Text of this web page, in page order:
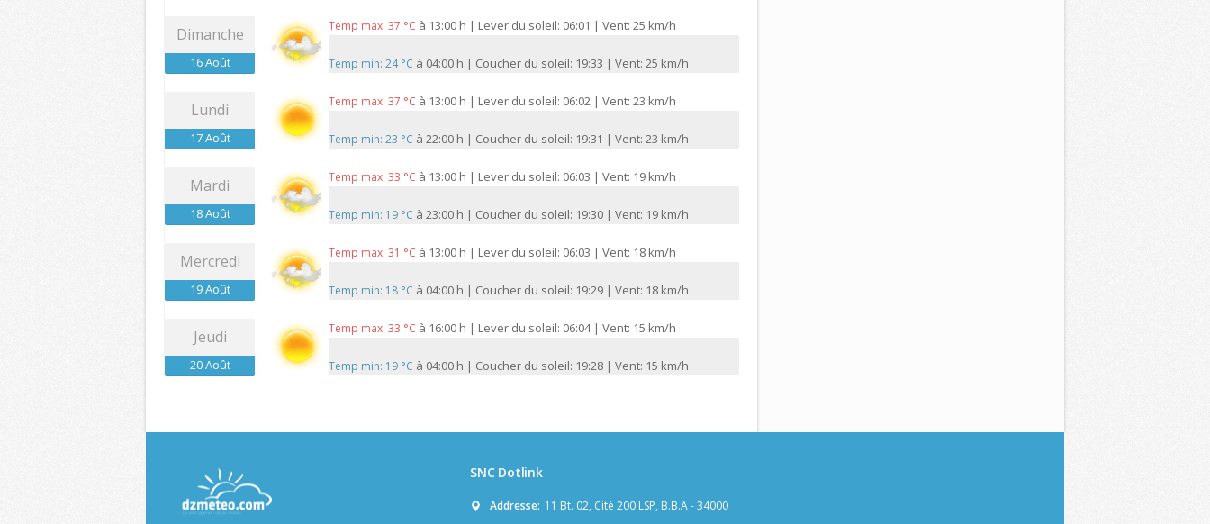
Dimanche
16 Août
Temp max: 37 °C à 13:00 h | Lever du soleil: 06:01 | Vent: 25 km/h
Temp min: 24 °C à 04:00 h | Coucher du soleil: 19:33 | Vent: 25 km/h
Lundi
17 Août
Temp max: 37 °C à 13:00 h | Lever du soleil: 06:02 | Vent: 23 km/h
Temp min: 23 °C à 22:00 h | Coucher du soleil: 19:31 | Vent: 23 km/h
Mardi
18 Août
Temp max: 33 °C à 13:00 h | Lever du soleil: 06:03 | Vent: 19 km/h
Temp min: 19 °C à 23:00 h | Coucher du soleil: 19:30 | Vent: 19 km/h
Mercredi
19 Août
Temp max: 31 °C à 13:00 h | Lever du soleil: 06:03 | Vent: 18 km/h
Temp min: 18 °C à 04:00 h | Coucher du soleil: 19:29 | Vent: 18 km/h
Jeudi
20 Août
Temp max: 33 °C à 16:00 h | Lever du soleil: 06:04 | Vent: 15 km/h
Temp min: 19 °C à 04:00 h | Coucher du soleil: 19:28 | Vent: 15 km/h
SNC Dotlink
Addresse: 11 Bt. 02, Cité 200 LSP, B.B.A - 34000